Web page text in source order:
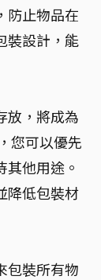
防止物品在
裝設計，能
放，將成為
您可以優先
他用途。
降低包裝材
包裝所有物